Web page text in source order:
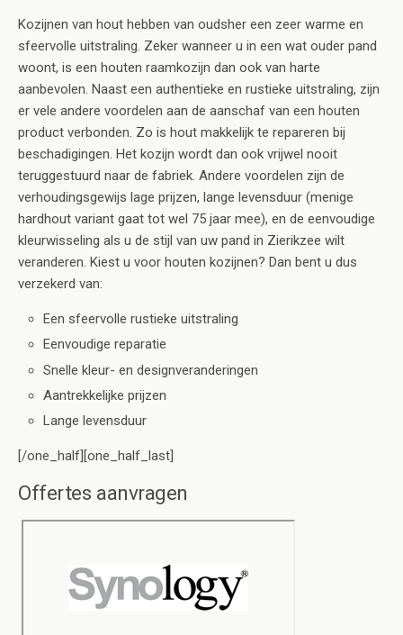
Kozijnen van hout hebben van oudsher een zeer warme en
sfeervolle uitstraling. Zeker wanneer u in een wat ouder pand
woont, is een houten raamkozijn dan ook van harte
aanbevolen. Naast een authentieke en rustieke uitstraling, zijn
er vele andere voordelen aan de aanschaf van een houten
product verbonden. Zo is hout makkelijk te repareren bij
beschadigingen. Het kozijn wordt dan ook vrijwel nooit
teruggestuurd naar de fabriek. Andere voordelen zijn de
verhoudingsgewijs lage prijzen, lange levensduur (menige
hardhout variant gaat tot wel 75 jaar mee), en de eenvoudige
kleurwisseling als u de stijl van uw pand in Zierikzee wilt
veranderen. Kiest u voor houten kozijnen? Dan bent u dus
verzekerd van:
Een sfeervolle rustieke uitstraling
Eenvoudige reparatie
Snelle kleur- en designveranderingen
Aantrekkelijke prijzen
Lange levensduur
[/one_half][one_half_last]
Offertes aanvragen